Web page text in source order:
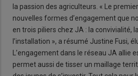
la passion des agriculteurs. « Le
nouvelles formes d’engagement que
en trois piliers chez JA : la convivialité,
l’installation », a résumé Justine Fusi,
L’engagement dans le réseau JA allie
permet aussi de tisser un maillage